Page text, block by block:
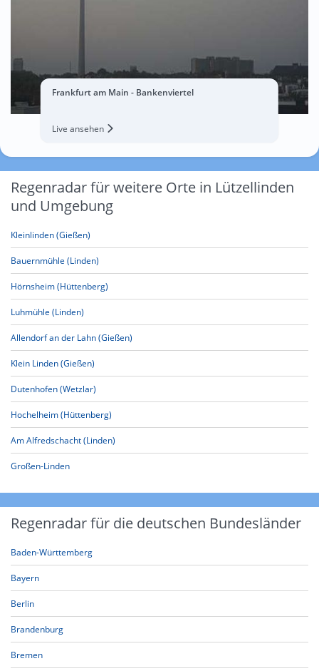
Frankfurt am Main - Bankenviertel
Live ansehen
Regenradar für weitere Orte in Lützellinden
und Umgebung
Kleinlinden (Gießen)
Bauernmühle (Linden)
Hörnsheim (Hüttenberg)
Luhmühle (Linden)
Allendorf an der Lahn (Gießen)
Klein Linden (Gießen)
Dutenhofen (Wetzlar)
Hochelheim (Hüttenberg)
Am Alfredschacht (Linden)
Großen-Linden
Regenradar für die deutschen Bundesländer
Baden-Württemberg
Bayern
Berlin
Brandenburg
Bremen